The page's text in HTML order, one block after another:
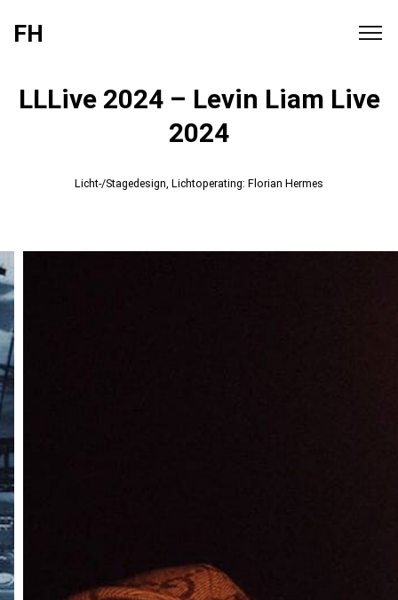
FH
LLLive 2024 – Levin Liam Live
2024
Licht-/Stagedesign, Lichtoperating: Florian Hermes